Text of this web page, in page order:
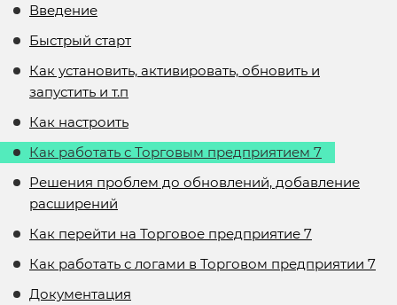
Введение
Быстрый старт
Как установить, активировать, обновить и
запустить и т.п
Как настроить
Как работать с Торговым предприятием 7
Решения проблем до обновлений, добавление
расширений
Как перейти на Торговое предприятие 7
Как работать с логами в Торговом предприятии 7
Документация